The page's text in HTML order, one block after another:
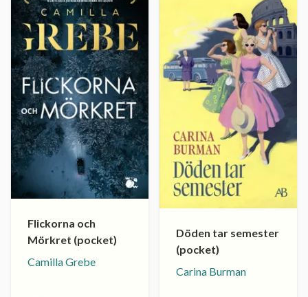
Flickorna och
Mörkret (pocket)
Camilla Grebe
Döden tar semester
(pocket)
Carina Burman